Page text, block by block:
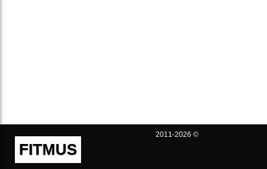
FITMUS
2011-2026 ©